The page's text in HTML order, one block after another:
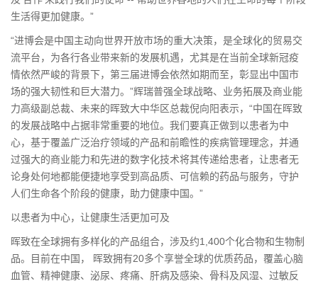
生活得更加健康。”
“进博会是中国主动向世界开放市场的重大决策，是全球化的贸易交
流平台，为各行各业带来新的发展机遇，尤其是在当前全球新冠疫
情依然严峻的背景下，第三届进博会依然如期而至，彰显出中国市
场的强大韧性和巨大潜力。”辉瑞普强全球战略、业务拓展及商业能
力高级副总裁、未来的晖致大中华区总裁倪向阳表示，“中国在晖致
的发展战略中占据非常重要的地位。我们要真正做到以患者为中
心，基于覆盖广泛治疗领域的产品和前瞻性的疾病管理理念，并通
过强大的商业能力和先进的数字化技术将其传递给患者，让患者无
论身处何地都能便捷地享受到高品质、可信赖的药品与服务，守护
人们生命各个阶段的健康，助力健康中国。”
以患者为中心，让健康生活更加可及
晖致在全球拥有多样化的产品组合，涉及约1,400个化合物和生物制
品。目前在中国， 晖致拥有20多个享誉全球的优质药品，覆盖心脑
血管、精神健康、泌尿、疼痛、肝病及感染、骨科及风湿、过敏反